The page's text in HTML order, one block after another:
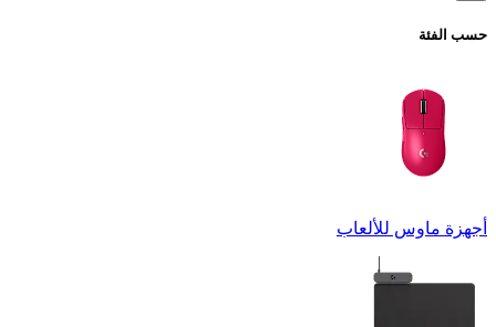
حسب الفئة
أجهزة ماوس للألعاب